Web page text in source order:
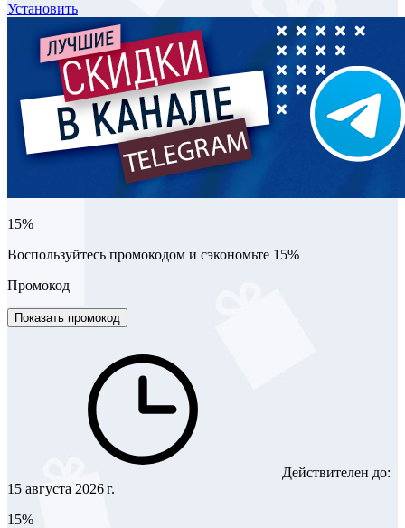
Установить
15%
Воспользуйтесь промокодом и сэкономьте 15%
Промокод
Показать промокод
Действителен до:
15 августа 2026 г.
15%